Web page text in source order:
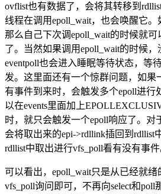
ovflist也有数据了，会将其转移到
线程在调用epoll_wait，也会唤醒它。
那么自己下次调epoll_wait的时候就
了。当然如果调用epoll_wait的时候，
eventpoll也会进入睡眠等待状态，等
发。这里面还有一个惊群问题，如果
有事件到来时，会触发多个epoll进行
以在events里面加上
时，就只会触发一个epoll响应了。对
会将取出来的epi->rdllink插回到rdllist
rdllist中取出进行vfs_poll看有没有事件
可以看出，epoll_wait只是从已经就
vfs_poll询问即可，不再向select和poll